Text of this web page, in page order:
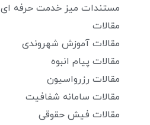
مستندات میز خدمت حرفه ای
مقالات
مقالات آموزش شهروندی
مقالات پیام انبوه
مقالات رزرواسیون
مقالات سامانه شفافیت
مقالات فیش حقوقی